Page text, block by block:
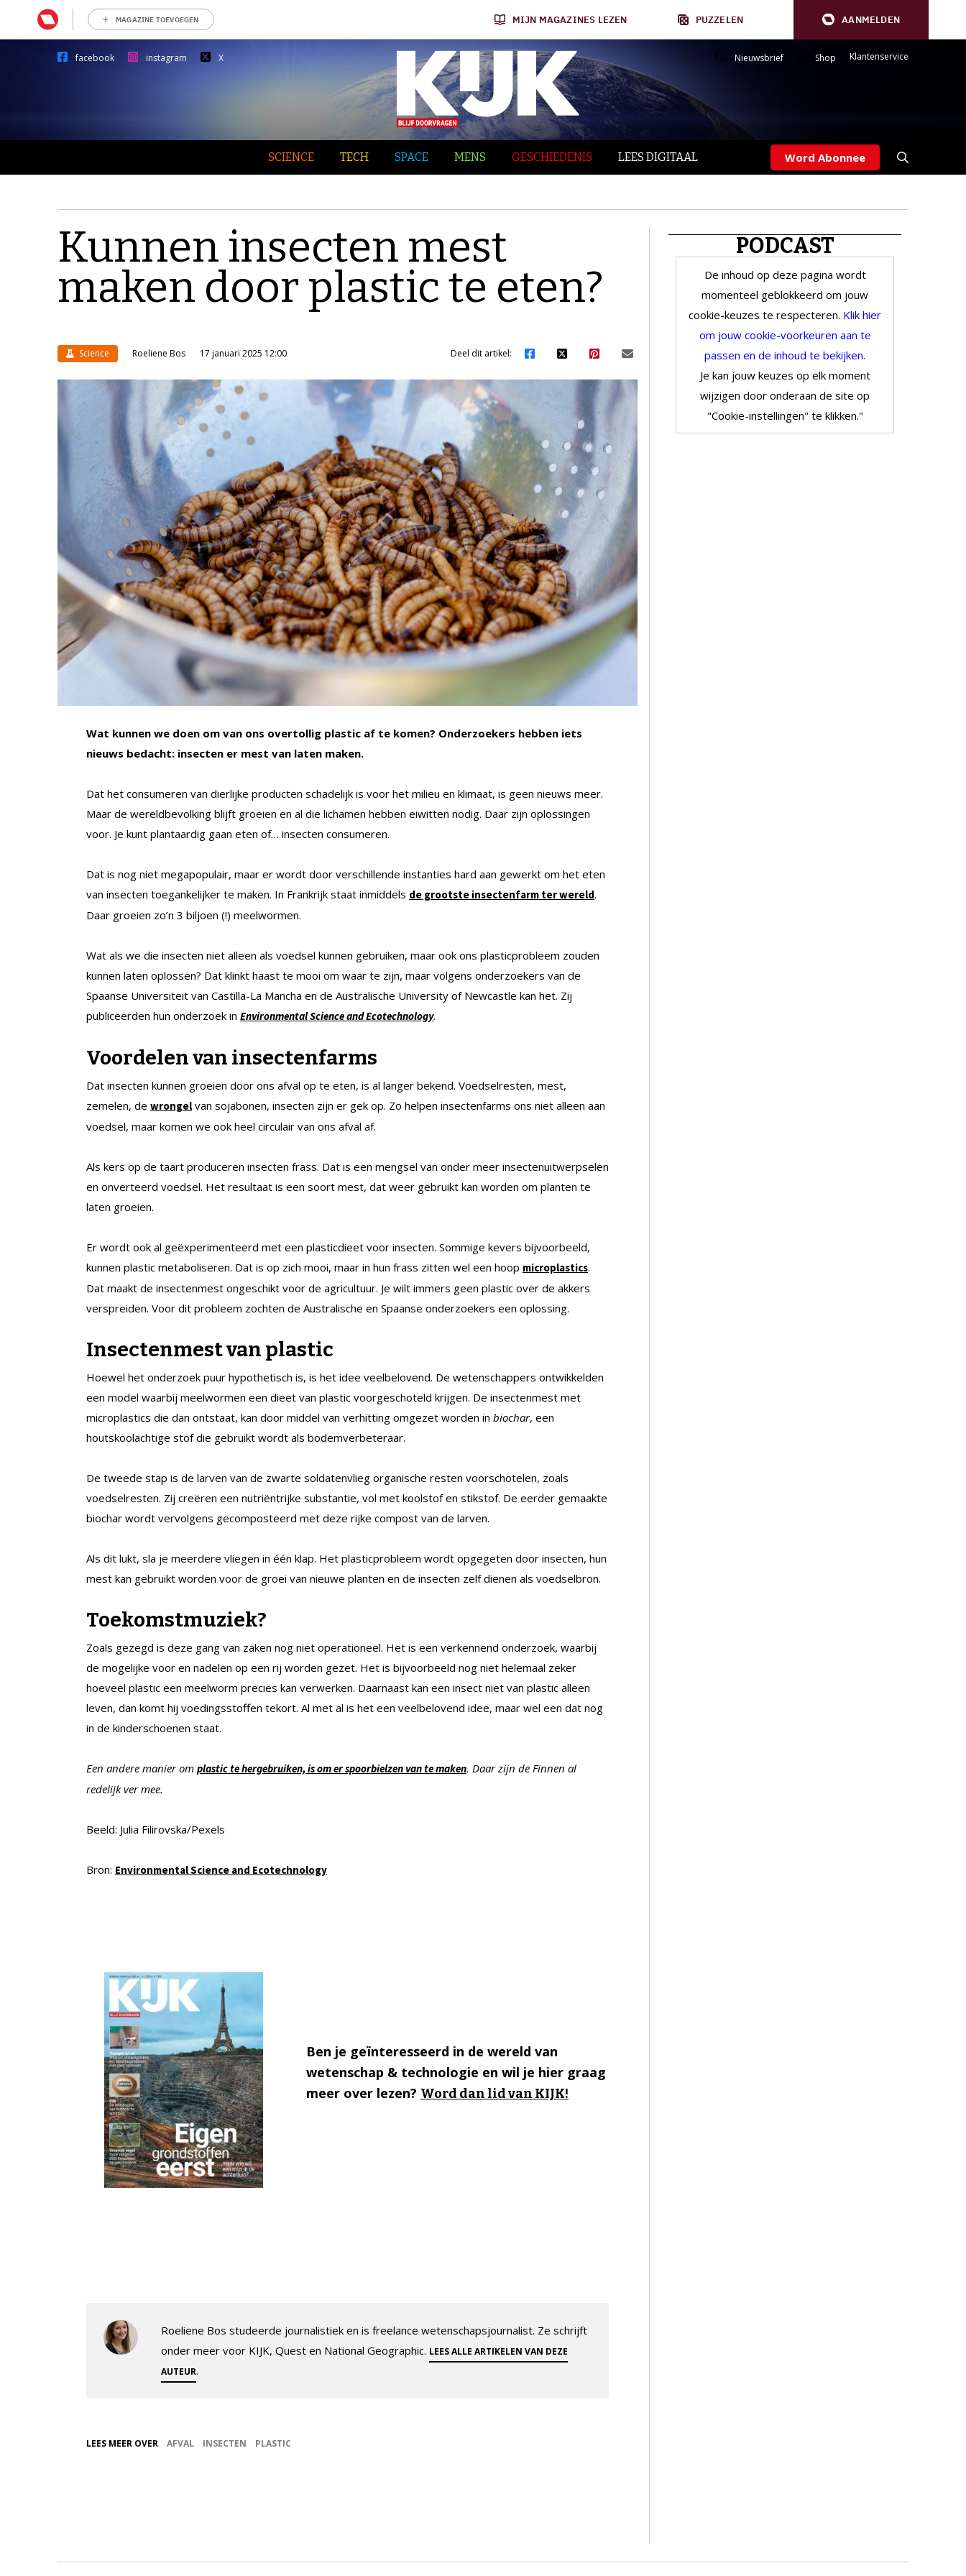
MAGAZINE TOEVOEGEN MIJN MAGAZINES LEZEN PUZZELEN AANMELDEN
facebook instagram X Nieuwsbrief Shop Klantenservice
SCIENCE TECH SPACE MENS GESCHIEDENIS LEES DIGITAAL Word Abonnee
Kunnen insecten mest
maken door plastic te eten?
Science Roeliene Bos 17 januari 2025 12:00 Deel dit artikel:
Wat kunnen we doen om van ons overtollig plastic af te komen? Onderzoekers hebben iets
nieuws bedacht: insecten er mest van laten maken.
Dat het consumeren van dierlijke producten schadelijk is voor het milieu en klimaat, is geen nieuws meer.
Maar de wereldbevolking blijft groeien en al die lichamen hebben eiwitten nodig. Daar zijn oplossingen
voor. Je kunt plantaardig gaan eten of… insecten consumeren.
Dat is nog niet megapopulair, maar er wordt door verschillende instanties hard aan gewerkt om het eten
van insecten toegankelijker te maken. In Frankrijk staat inmiddels de grootste insectenfarm ter wereld.
Daar groeien zo’n 3 biljoen (!) meelwormen.
Wat als we die insecten niet alleen als voedsel kunnen gebruiken, maar ook ons plasticprobleem zouden
kunnen laten oplossen? Dat klinkt haast te mooi om waar te zijn, maar volgens onderzoekers van de
Spaanse Universiteit van Castilla-La Mancha en de Australische University of Newcastle kan het. Zij
publiceerden hun onderzoek in Environmental Science and Ecotechnology.
Voordelen van insectenfarms
Dat insecten kunnen groeien door ons afval op te eten, is al langer bekend. Voedselresten, mest,
zemelen, de wrongel van sojabonen, insecten zijn er gek op. Zo helpen insectenfarms ons niet alleen aan
voedsel, maar komen we ook heel circulair van ons afval af.
Als kers op de taart produceren insecten frass. Dat is een mengsel van onder meer insectenuitwerpselen
en onverteerd voedsel. Het resultaat is een soort mest, dat weer gebruikt kan worden om planten te
laten groeien.
Er wordt ook al geëxperimenteerd met een plasticdieet voor insecten. Sommige kevers bijvoorbeeld,
kunnen plastic metaboliseren. Dat is op zich mooi, maar in hun frass zitten wel een hoop microplastics.
Dat maakt de insectenmest ongeschikt voor de agricultuur. Je wilt immers geen plastic over de akkers
verspreiden. Voor dit probleem zochten de Australische en Spaanse onderzoekers een oplossing.
Insectenmest van plastic
Hoewel het onderzoek puur hypothetisch is, is het idee veelbelovend. De wetenschappers ontwikkelden
een model waarbij meelwormen een dieet van plastic voorgeschoteld krijgen. De insectenmest met
microplastics die dan ontstaat, kan door middel van verhitting omgezet worden in biochar, een
houtskoolachtige stof die gebruikt wordt als bodemverbeteraar.
De tweede stap is de larven van de zwarte soldatenvlieg organische resten voorschotelen, zoals
voedselresten. Zij creëren een nutriëntrijke substantie, vol met koolstof en stikstof. De eerder gemaakte
biochar wordt vervolgens gecomposteerd met deze rijke compost van de larven.
Als dit lukt, sla je meerdere vliegen in één klap. Het plasticprobleem wordt opgegeten door insecten, hun
mest kan gebruikt worden voor de groei van nieuwe planten en de insecten zelf dienen als voedselbron.
Toekomstmuziek?
Zoals gezegd is deze gang van zaken nog niet operationeel. Het is een verkennend onderzoek, waarbij
de mogelijke voor en nadelen op een rij worden gezet. Het is bijvoorbeeld nog niet helemaal zeker
hoeveel plastic een meelworm precies kan verwerken. Daarnaast kan een insect niet van plastic alleen
leven, dan komt hij voedingsstoffen tekort. Al met al is het een veelbelovend idee, maar wel een dat nog
in de kinderschoenen staat.
Een andere manier om plastic te hergebruiken, is om er spoorbielzen van te maken. Daar zijn de Finnen al
redelijk ver mee.
Beeld: Julia Filirovska/Pexels
Bron: Environmental Science and Ecotechnology
Ben je geïnteresseerd in de wereld van
wetenschap & technologie en wil je hier graag
meer over lezen? Word dan lid van KIJK!
Roeliene Bos studeerde journalistiek en is freelance wetenschapsjournalist. Ze schrijft
onder meer voor KIJK, Quest en National Geographic. LEES ALLE ARTIKELEN VAN DEZE
AUTEUR.
LEES MEER OVER AFVAL INSECTEN PLASTIC
PODCAST
De inhoud op deze pagina wordt
momenteel geblokkeerd om jouw
cookie-keuzes te respecteren. Klik hier
om jouw cookie-voorkeuren aan te
passen en de inhoud te bekijken.
Je kan jouw keuzes op elk moment
wijzigen door onderaan de site op
"Cookie-instellingen" te klikken."